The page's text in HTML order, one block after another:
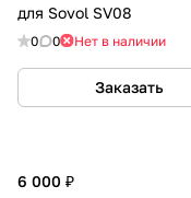
6 000 ₽
для Sovol SV08
0 0 Нет в наличии
Заказать